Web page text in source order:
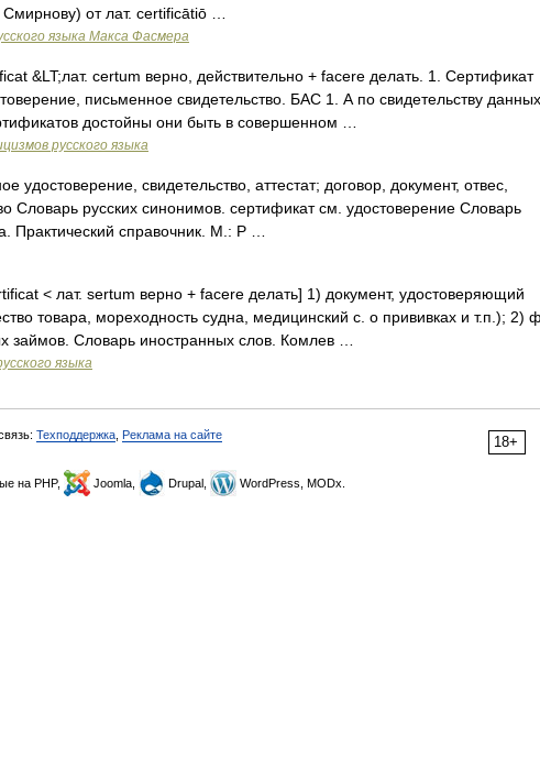
от лат. certificātiō …
языка Макса Фасмера
&LT;лат. certum верно, действительно + facere делать. 1. Сертификат
письменное свидетельство. БАС 1. А по свидетельству
достойны они быть в совершенном …
русского языка
удостоверение, свидетельство, аттестат; договор, документ, отвес,
Словарь русских синонимов. сертификат см. удостоверение Словарь
Практический справочник. М.: Р …
< лат. sertum верно + facere делать] 1) документ, удостоверяющий
товара, мореходность судна, медицинский с. о прививках и т.п.); 2)
Словарь иностранных слов. Комлев …
языка
18+
Техподдержка Реклама на сайте
на PHP, Joomla, Drupal, WordPress, MODx.